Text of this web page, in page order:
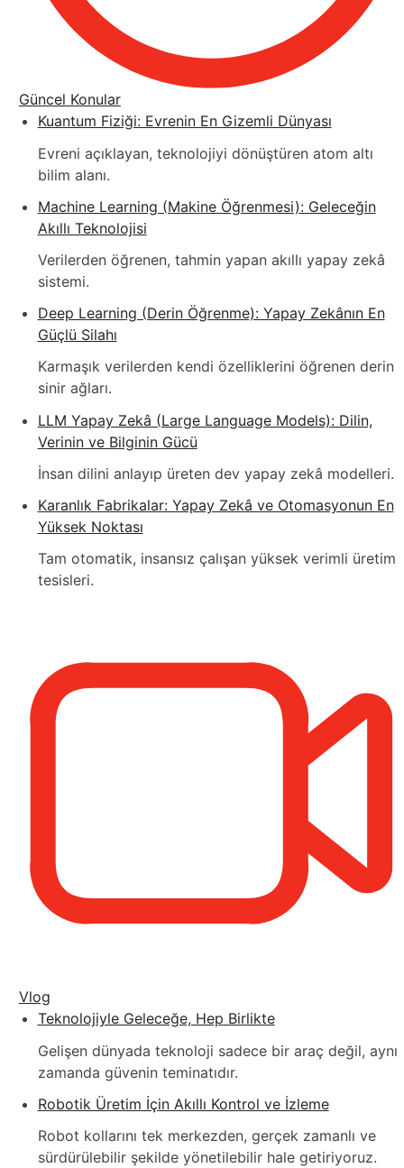
Güncel Konular
Kuantum Fiziği: Evrenin En Gizemli Dünyası
Evreni açıklayan, teknolojiyi dönüştüren atom altı
bilim alanı.
Machine Learning (Makine Öğrenmesi): Geleceğin
Akıllı Teknolojisi
Verilerden öğrenen, tahmin yapan akıllı yapay zekâ
sistemi.
Deep Learning (Derin Öğrenme): Yapay Zekânın En
Güçlü Silahı
Karmaşık verilerden kendi özelliklerini öğrenen derin
sinir ağları.
LLM Yapay Zekâ (Large Language Models): Dilin,
Verinin ve Bilginin Gücü
İnsan dilini anlayıp üreten dev yapay zekâ modelleri.
Karanlık Fabrikalar: Yapay Zekâ ve Otomasyonun En
Yüksek Noktası
Tam otomatik, insansız çalışan yüksek verimli üretim
tesisleri.
Vlog
Teknolojiyle Geleceğe, Hep Birlikte
Gelişen dünyada teknoloji sadece bir araç değil, aynı
zamanda güvenin teminatıdır.
Robotik Üretim İçin Akıllı Kontrol ve İzleme
Robot kollarını tek merkezden, gerçek zamanlı ve
sürdürülebilir şekilde yönetilebilir hale getiriyoruz.